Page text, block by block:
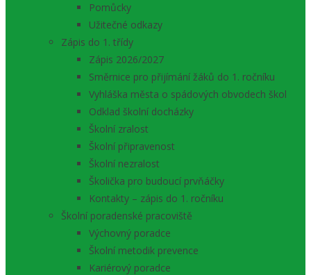
Pomůcky
Užitečné odkazy
Zápis do 1. třídy
Zápis 2026/2027
Směrnice pro přijímání žáků do 1. ročníku
Vyhláška města o spádových obvodech škol
Odklad školní docházky
Školní zralost
Školní připravenost
Školní nezralost
Školička pro budoucí prvňáčky
Kontakty – zápis do 1. ročníku
Školní poradenské pracoviště
Výchovný poradce
Školní metodik prevence
Kariérový poradce